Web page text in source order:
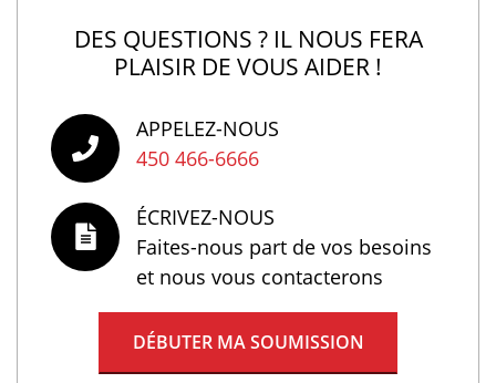
DES QUESTIONS ? IL NOUS FERA
PLAISIR DE VOUS AIDER !
APPELEZ-NOUS
450 466-6666
ÉCRIVEZ-NOUS
Faites-nous part de vos besoins
et nous vous contacterons
DÉBUTER MA SOUMISSION